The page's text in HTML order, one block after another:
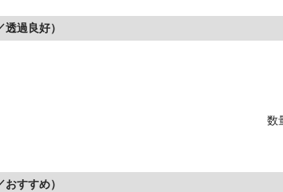
過良好）
数
すすめ）